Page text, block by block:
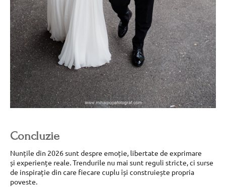
Concluzie
Nunțile din 2026 sunt despre emoție, libertate de exprimare
și experiențe reale. Trendurile nu mai sunt reguli stricte, ci surse
de inspirație din care fiecare cuplu își construiește propria
poveste.